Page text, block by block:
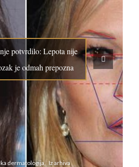
potvrdilo: Lepota nije
je odmah prepozna
dermatologija, Iz arhiva